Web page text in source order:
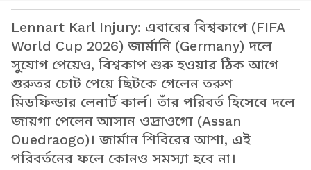
Lennart Karl Injury: এবারের বিশ্বকাপে (FIFA
World Cup 2026) জার্মানি (Germany) দলে
সুযোগ পেয়েও, বিশ্বকাপ শুরু হওয়ার ঠিক আগে
গুরুতর চোট পেয়ে ছিটকে গেলেন তরুণ
মিডফিল্ডার লেনার্ট কার্ল। তাঁর পরিবর্ত হিসেবে দলে
জায়গা পেলেন আসান ওদ্রাওগো (Assan
Ouedraogo)। জার্মান শিবিরের আশা, এই
পরিবর্তনের ফলে কোনও সমস্যা হবে না।